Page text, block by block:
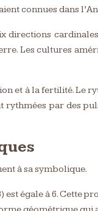
connues dans
Les cultures
et à la fertilité. Le
par des
à sa symbolique.
est égale à 6.